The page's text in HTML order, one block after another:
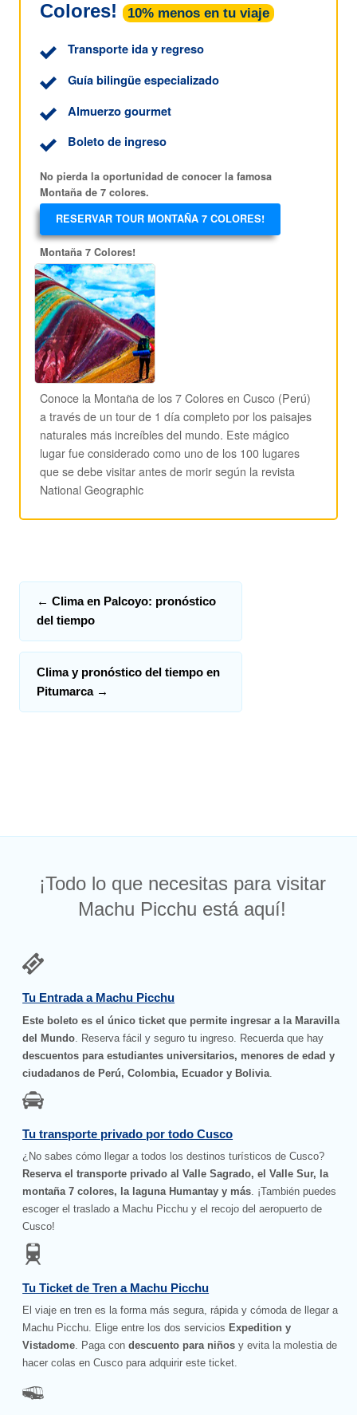
Colores! 10% menos en tu viaje
Transporte ida y regreso
Guía bilingüe especializado
Almuerzo gourmet
Boleto de ingreso
No pierda la oportunidad de conocer la famosa
Montaña de 7 colores.
RESERVAR TOUR MONTAÑA 7 COLORES!
Montaña 7 Colores!
Conoce la Montaña de los 7 Colores en Cusco (Perú)
a través de un tour de 1 día completo por los paisajes
naturales más increíbles del mundo. Este mágico
lugar fue considerado como uno de los 100 lugares
que se debe visitar antes de morir según la revista
National Geographic
← Clima en Palcoyo: pronóstico
del tiempo
Clima y pronóstico del tiempo en
Pitumarca →
¡Todo lo que necesitas para visitar
Machu Picchu está aquí!
Tu Entrada a Machu Picchu
Este boleto es el único ticket que permite ingresar a la Maravilla
del Mundo . Reserva fácil y seguro tu ingreso. Recuerda que hay
descuentos para estudiantes universitarios, menores de edad y
ciudadanos de Perú, Colombia, Ecuador y Bolivia
Tu transporte privado por todo Cusco
¿No sabes cómo llegar a todos los destinos turísticos de Cusco?
Reserva el transporte privado al Valle Sagrado, el Valle Sur, la
montaña 7 colores, la laguna Humantay y más. ¡También puedes
escoger el traslado a Machu Picchu y el recojo del aeropuerto de
Cusco!
Tu Ticket de Tren a Machu Picchu
El viaje en tren es la forma más segura, rápida y cómoda de llegar a
Machu Picchu. Elige entre los dos servicios Expedition y
Vistadome. Paga condescuento para niños y evita la molestia de
hacer colas en Cusco para adquirir este ticket.